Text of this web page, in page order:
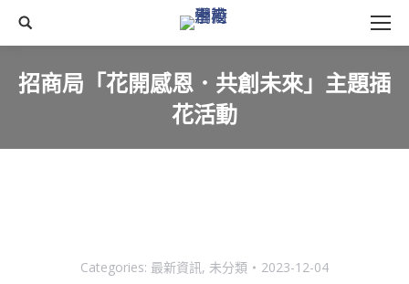
搜
招商局「花開感恩．共創未來」主題插
花活動
You are here:
Categories: 最新資訊, 未分類 2023-12-04